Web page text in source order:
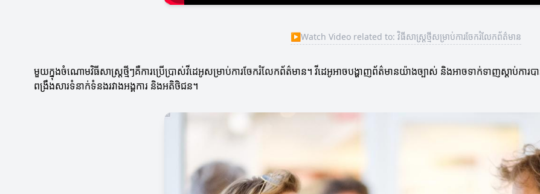
▶Watch Video related to: វិធីសាស្ត្រថ្មីសម្រាប់ការចែករំលែកព័ត៌មាន
មួយក្នុងចំណោមវិធីសាស្ត្រថ្មីៗគឺការប្រើប្រាស់វីដេអូសម្រាប់ការចែករំលែកព័ត៌មាន។ វីដេអូអាចបង្ហាញព័ត៌មានយ៉ាងច្បាស់ និងអាចទាក់ទាញស្តាប់ការ
ពង្រឹងសារទំនាក់ទំនងរវាងអង្គការ និងអតិថិជន។